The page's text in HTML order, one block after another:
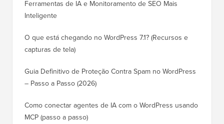
Ferramentas de IA e Monitoramento de SEO Mais
Inteligente
O que está chegando no WordPress 7.1? (Recursos e
capturas de tela)
Guia Definitivo de Proteção Contra Spam no WordPress
– Passo a Passo (2026)
Como conectar agentes de IA com o WordPress usando
MCP (passo a passo)